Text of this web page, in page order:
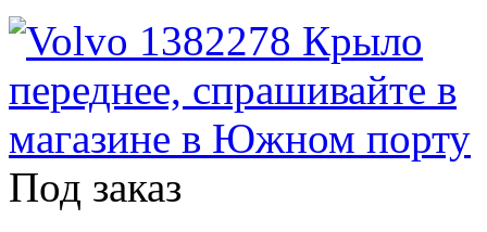
Под заказ